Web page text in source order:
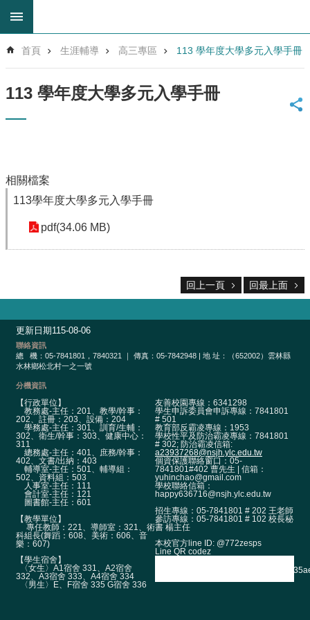
跳到主要內容區塊
階
搜
首
導
覽
縣
網
登
入
平
台
校
園
公
主
認
識
本
校
首頁 生涯輔導 高三專區 113 學年度大學多元入學手冊
113 學年度大學多元入學手冊
相關檔案
113學年度大學多元入學手冊
pdf(34.06 MB)
回上一頁 回最上面
更新日期115-08-06
聯絡資訊
總
機：05-7841801，7840321 ｜ 傳真：05-7842948 | 地 址：（652002）雲林縣
水林鄉松北村一之一號
分機資訊
【行政單位】
教務處-主任：201、教學/幹事：
202、註冊：203、設備：204
學務處-主任：301、訓育/生輔：
302、衛生/幹事：303、健康中心：
311
總務處-主任：401、庶務/幹事：
402、文書/出納：403
輔導室-主任：501、輔導組：
502、資料組：503
人事室-主任：111
會計室-主任：121
圖書館-主任：601
【教學單位】
專任教師：221、導師室：321、術
科組長(舞蹈：608、美術：606、音
樂：607)
【學生宿舍】
〈女生〉A1宿舍 331、A2宿舍
332、A3宿舍 333、A4宿舍 334
〈男生〉E、F宿舍 335 G宿舍 336
友善校園專線：6341298
學生申訴委員會申訴專線：7841801
# 501
教育部反霸凌專線：1953
學校性平及防治霸凌專線：7841801
# 302; 防治霸凌信箱:
a23937268@nsjh.ylc.edu.tw
個資保護聯絡窗口：05-
7841801#402 曹先生 | 信箱：
yuhinchao@gmail.com
學校聯絡信箱：
happy636716@nsjh.ylc.edu.tw
招生專線：05-7841801 # 202 王老師
參訪專線：05-7841801 # 102 校長秘
書 楊主任
本校官方line ID: @772zesps
Line QR codez